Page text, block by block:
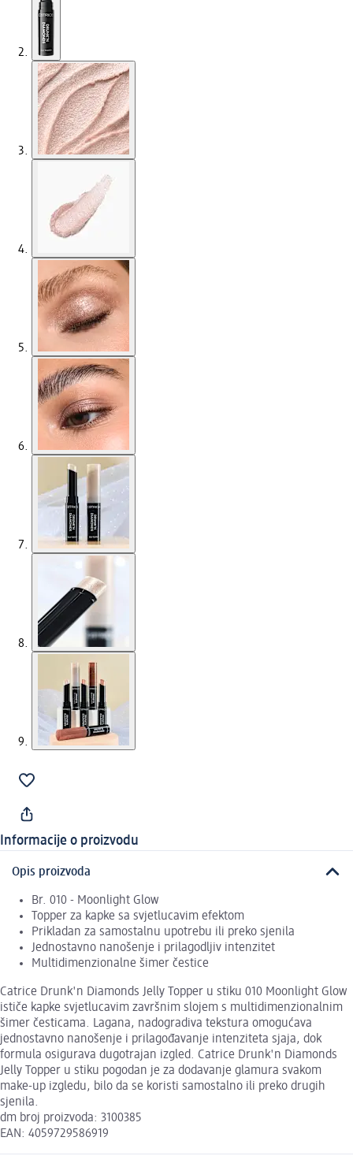
Informacije o proizvodu
Opis proizvoda
Br. 010 - Moonlight Glow
Topper za kapke sa svjetlucavim efektom
Prikladan za samostalnu upotrebu ili preko sjenila
Jednostavno nanošenje i prilagodljiv intenzitet
Multidimenzionalne šimer čestice
Catrice Drunk'n Diamonds Jelly Topper u stiku 010 Moonlight Glow
ističe kapke svjetlucavim završnim slojem s multidimenzionalnim
šimer česticama. Lagana, nadogradiva tekstura omogućava
jednostavno nanošenje i prilagođavanje intenziteta sjaja, dok
formula osigurava dugotrajan izgled. Catrice Drunk'n Diamonds
Jelly Topper u stiku pogodan je za dodavanje glamura svakom
make-up izgledu, bilo da se koristi samostalno ili preko drugih
sjenila.
dm broj proizvoda: 3100385
EAN: 4059729586919